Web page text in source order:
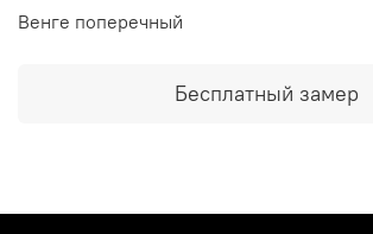
Венге поперечный
Бесплатный замер